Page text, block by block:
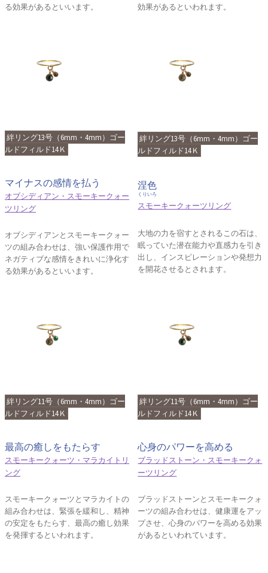
る効果があるといいます。
効果があるといわれます。
絆リング13号（6mm・4mm）ゴー
ルドフィルド14Ｋ
マイナスの感情を払う
オブシディアン・スモーキークォー
ツリング
オブシディアンとスモーキークォー
ツの組み合わせは、強い保護作用で
ネガティブな感情をきれいに浄化す
る効果があるといいます。
絆リング13号（6mm・4mm）ゴー
ルドフィルド14Ｋ
涅色
くりいろ
スモーキークォーツリング
大地の力を宿すとされるこの石は、
眠っていた潜在能力や直感力を引き
出し、インスピレーションや発想力
を開花させるとされます。
絆リング11号（6mm・4mm）ゴー
ルドフィルド14Ｋ
最高の癒しをもたらす
スモーキークォーツ・マラカイトリ
ング
スモーキークォーツとマラカイトの
組み合わせは、緊張を緩和し、精神
の安定をもたらす、最高の癒し効果
を発揮するといわれます。
絆リング11号（6mm・4mm）ゴー
ルドフィルド14Ｋ
心身のパワーを高める
ブラッドストーン・スモーキークォ
ーツリング
ブラッドストーンとスモーキークォ
ーツの組み合わせは、健康運をアッ
プさせ、心身のパワーを高める効果
があるといわれています。